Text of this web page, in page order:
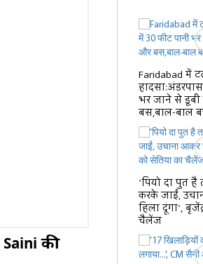
की
Faridabad में
भर जाने से डूबी
बस,बाल-बाल
'पियो दा पुत है
करके जाईं,
हिला दूंगा',
चैलेंज